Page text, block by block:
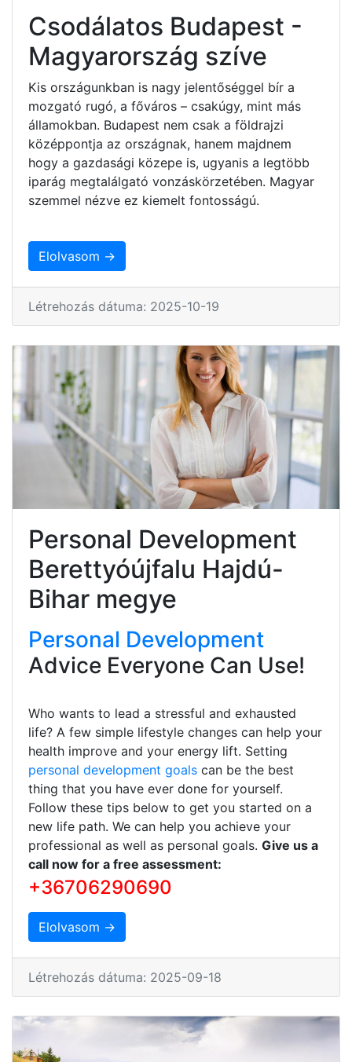
Csodálatos Budapest -
Magyarország szíve
Kis országunkban is nagy jelentőséggel bír a
mozgató rugó, a főváros – csakúgy, mint más
államokban. Budapest nem csak a földrajzi
középpontja az országnak, hanem majdnem
hogy a gazdasági közepe is, ugyanis a legtöbb
iparág megtalálgató vonzáskörzetében. Magyar
szemmel nézve ez kiemelt fontosságú.
Elolvasom →
Létrehozás dátuma: 2025-10-19
Personal Development
Berettyóújfalu Hajdú-
Bihar megye
Personal Development
Advice Everyone Can Use!
Who wants to lead a stressful and exhausted
life? A few simple lifestyle changes can help your
health improve and your energy lift. Setting
personal development goals can be the best
thing that you have ever done for yourself.
Follow these tips below to get you started on a
new life path. We can help you achieve your
professional as well as personal goals. Give us a
call now for a free assessment:
+36706290690
Elolvasom →
Létrehozás dátuma: 2025-09-18